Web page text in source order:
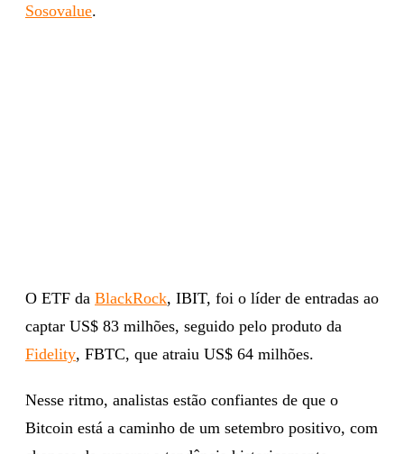
Sosovalue.
O ETF da BlackRock, IBIT, foi o líder de entradas ao
captar US$ 83 milhões, seguido pelo produto da
Fidelity, FBTC, que atraiu US$ 64 milhões.
Nesse ritmo, analistas estão confiantes de que o
Bitcoin está a caminho de um setembro positivo, com